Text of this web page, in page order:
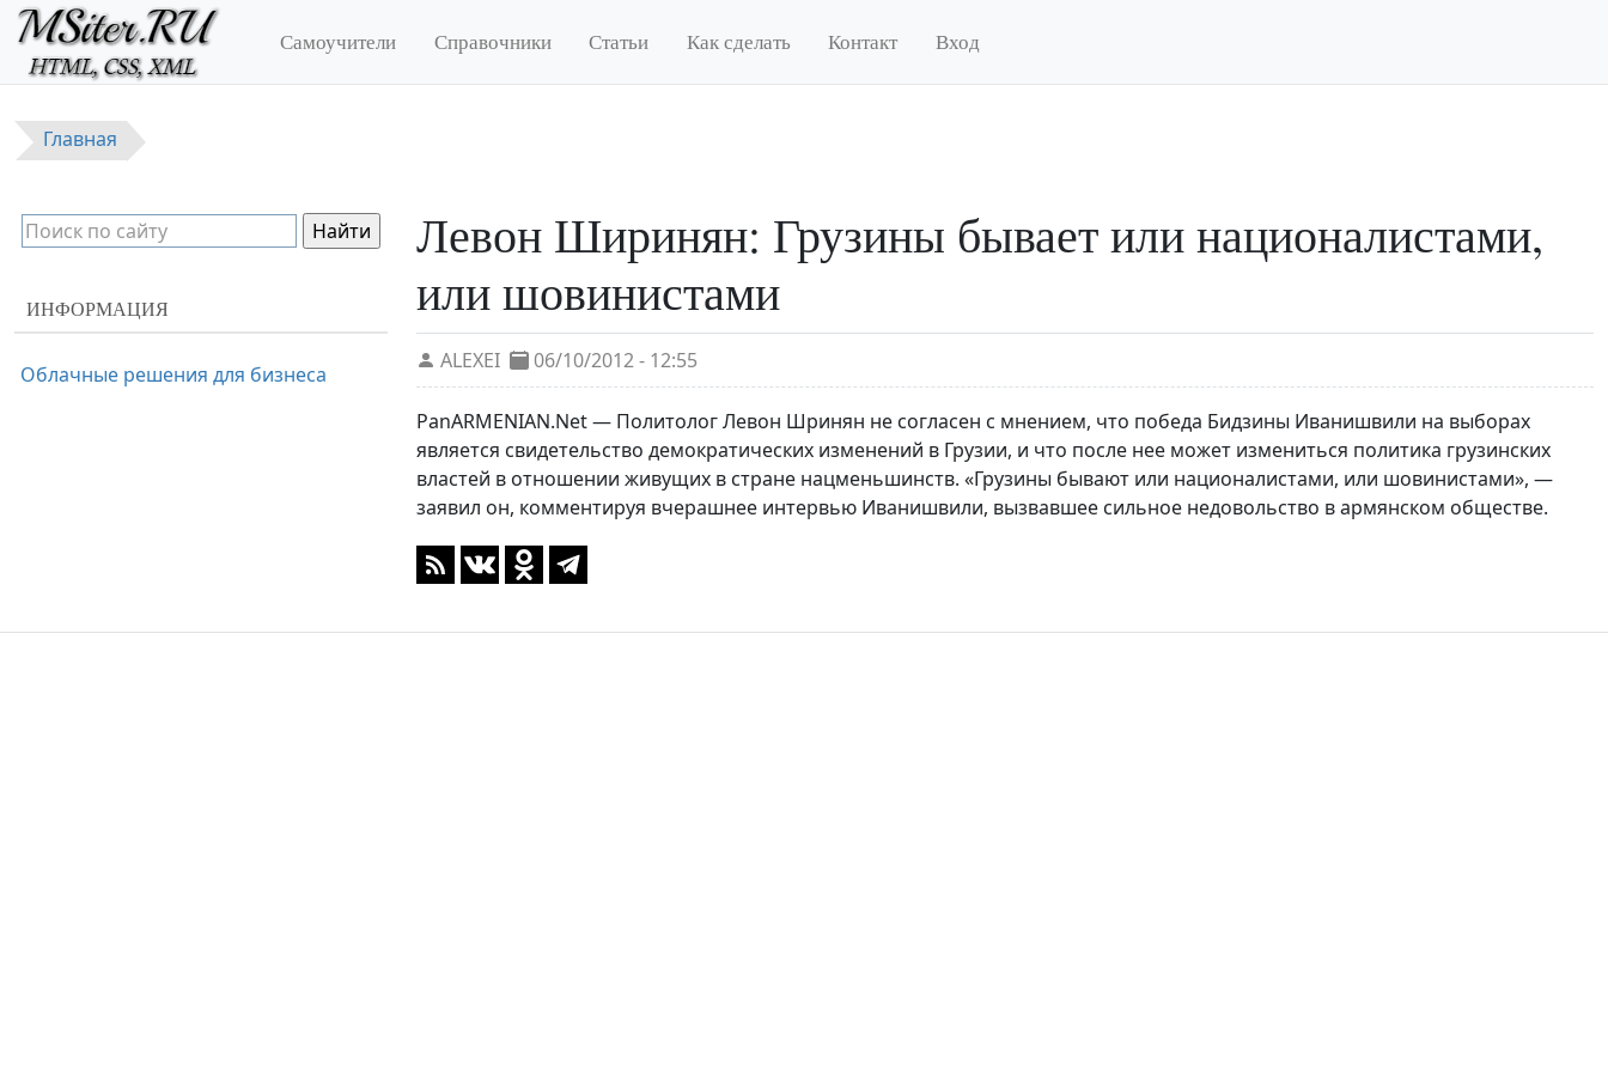
Перейти к основному содержанию
Самоучители Справочники Статьи Как сделать Контакт Вход
Главная
Левон Ширинян: Грузины бывает или националистами,
или шовинистами
ALEXEI 06/10/2012 - 12:55
PanARMENIAN.Net — Политолог Левон Шринян не согласен с мнением, что победа Бидзины Иванишвили на выборах
является свидетельство демократических изменений в Грузии, и что после нее может измениться политика грузинских
властей в отношении живущих в стране нацменьшинств. «Грузины бывают или националистами, или шовинистами», —
заявил он, комментируя вчерашнее интервью Иванишвили, вызвавшее сильное недовольство в армянском обществе.
ИНФОРМАЦИЯ
Облачные решения для бизнеса